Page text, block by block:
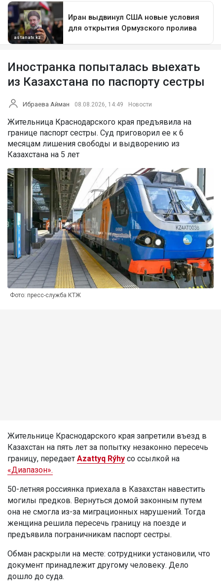
Иностранка попыталась выехать
из Казахстана по паспорту сестры
Ибраева Айман 08.08.2026, 14:49 Новости
Жительница Краснодарского края предъявила на
границе паспорт сестры. Суд приговорил ее к 6
месяцам лишения свободы и выдворению из
Казахстана на 5 лет
Фото: пресс-служба КТЖ
Жительнице Краснодарского края запретили въезд в
Казахстан на пять лет за попытку незаконно пересечь
границу, передает Azattyq Rýhy со ссылкой на
«Диапазон».
50-летняя россиянка приехала в Казахстан навестить
могилы предков. Вернуться домой законным путем
она не смогла из-за миграционных нарушений. Тогда
женщина решила пересечь границу на поезде и
предъявила пограничникам паспорт сестры.
Обман раскрыли на месте: сотрудники установили, что
документ принадлежит другому человеку. Дело
дошло до суда.